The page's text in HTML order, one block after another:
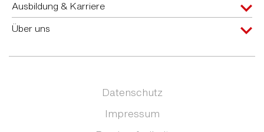
Ausbildung & Karriere
Über uns
Datenschutz
Impressum